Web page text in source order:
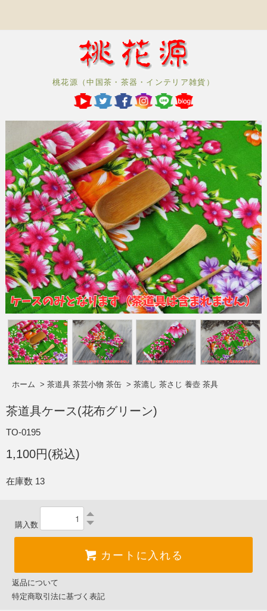
桃花源（中国茶・茶器・インテリア雑貨）
ホーム > 茶道具 茶芸小物 茶缶 > 茶漉し 茶さじ 養壺 茶具
茶道具ケース(花布グリーン)
TO-0195
1,100円(税込)
在庫数 13
購入数
カートに入れる
返品について
特定商取引法に基づく表記